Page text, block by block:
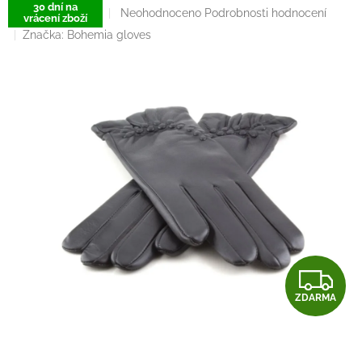
30 dní na
vrácení zboží
Průměrné
hodnocení
produktu
hvězdiček.
Neohodnoceno Podrobnosti hodnocení
Značka: Bohemia gloves
Z
D
ZDARMA